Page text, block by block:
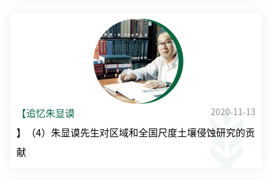
2020-11-13
【追忆朱显谟
】（4）朱显谟先生对区域和全国尺度土壤侵蚀研究的贡
献